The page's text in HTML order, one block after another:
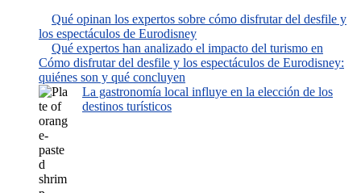
Qué opinan los expertos sobre cómo disfrutar del desfile y
los espectáculos de Eurodisney
Qué expertos han analizado el impacto del turismo en
Cómo disfrutar del desfile y los espectáculos de Eurodisney:
quiénes son y qué concluyen
La gastronomía local influye en la elección de los
destinos turísticos